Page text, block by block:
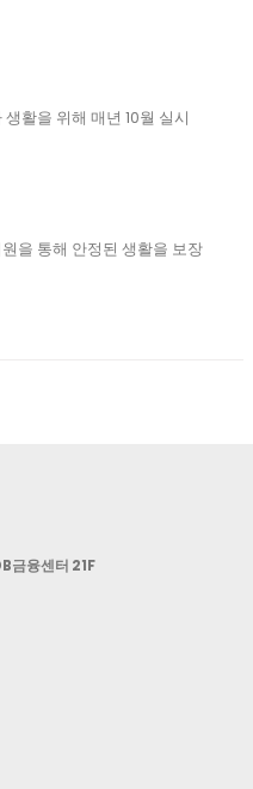
활을 위해 매년 10월 실시
을 통해 안정된 생활을 보장
금융센터 21F